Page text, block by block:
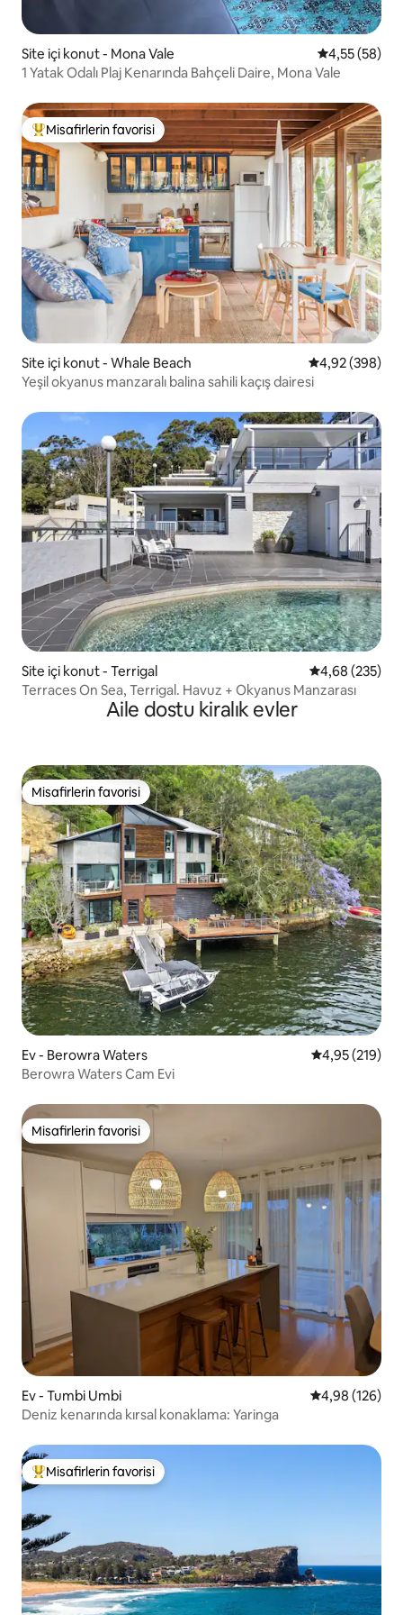
Site içi konut - Mona Vale 5 üzerinden
4,55 (58)
1 Yatak Odalı Plaj Kenarında Bahçeli Daire, Mona Vale
Misafirlerin favorilerinden en beğenilenler arasında
Misafirlerin favorisi
Site içi konut - Whale Beach 5 üzerinden
4,92 (398)
Yeşil okyanus manzaralı balina sahili kaçış dairesi
Site içi konut - Terrigal 5 üzerinden
4,68 (235)
Terraces On Sea, Terrigal. Havuz + Okyanus Manzarası
Aile dostu kiralık evler
Misafirlerin favorisi
Misafirlerin favorisi
Ev - Berowra Waters 5 üzerinden
4,95 (219)
Berowra Waters Cam Evi
Misafirlerin favorisi
Misafirlerin favorisi
Ev - Tumbi Umbi 5 üzerinden
4,98 (126)
Deniz kenarında kırsal konaklama: Yaringa
Misafirlerin favorilerinden en beğenilenler arasında
Misafirlerin favorisi